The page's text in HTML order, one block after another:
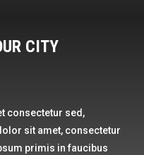
CITY
consectetur sed,
sit amet, consectetur
primis in faucibus